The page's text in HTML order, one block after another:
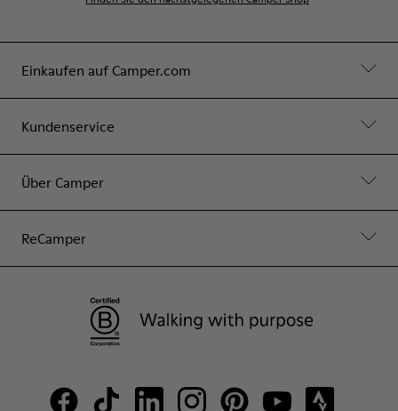
Einkaufen auf Camper.com
Kundenservice
Über Camper
ReCamper